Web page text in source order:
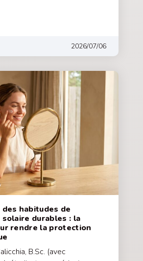
2026/07/06
habitudes de
durables : la
rendre la protection
B.Sc. (avec